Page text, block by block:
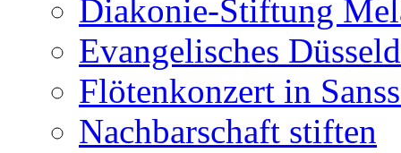
Diakonie-Stiftung
Evangelisches
Flötenkonzert in
Nachbarschaft stiften